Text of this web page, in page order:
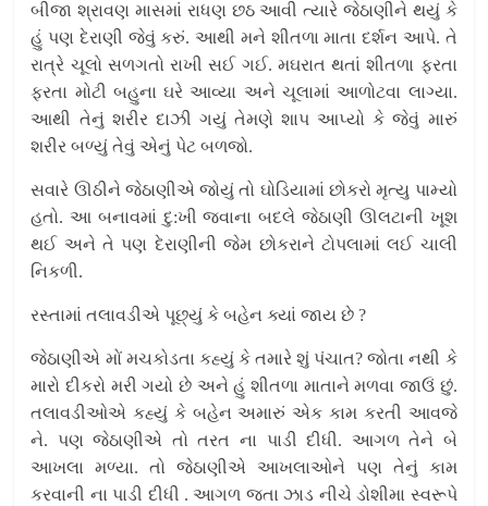
બીજા શ્રાવણ માસમાં રાધણ છઠ આવી ત્યારે જેઠાણીને થયું કે
હું પણ દેરાણી જેવું કરું. આથી મને શીતળા માતા દર્શન આપે. તે
રાત્રે ચૂલો સળગતો રાખી સઈ ગઈ. મઘરાત થતાં શીતળા ફરતા
ફરતા મોટી બહુના ઘરે આવ્યા અને ચૂલામાં આળોટવા લાગ્યા.
આથી તેનું શરીર દાઝી ગયું તેમણે શાપ આપ્યો કે જેવું મારું
શરીર બળ્યું તેવું એનું પેટ બળજો.
સવારે ઊઠીને જેઠાણીએ જોયું તો ઘોડિયામાં છોકરો મૃત્યુ પામ્યો
હતો. આ બનાવમાં દુ:ખી જવાના બદલે જેઠાણી ઊલટાની ખૂશ
થઈ અને તે પણ દેરાણીની જેમ છોકરાને ટોપલામાં લઈ ચાલી
નિકળી.
રસ્તામાં તલાવડીએ પૂછ્યું કે બહેન ક્યાં જાય છે ?
જેઠાણીએ મોં મચકોડતા કહ્યું કે તમારે શું પંચાત? જોતા નથી કે
મારો દીકરો મરી ગયો છે અને હું શીતળા માતાને મળવા જાઉં છું.
તલાવડીઓએ કહ્યું કે બહેન અમારું એક કામ કરતી આવજે
ને. પણ જેઠાણીએ તો તરત ના પાડી દીધી. આગળ તેને બે
આખલા મળ્યા. તો જેઠાણીએ આખલાઓને પણ તેનું કામ
કરવાની ના પાડી દીધી . આગળ જતા ઝાડ નીચે ડોશીમા સ્વરૂપે